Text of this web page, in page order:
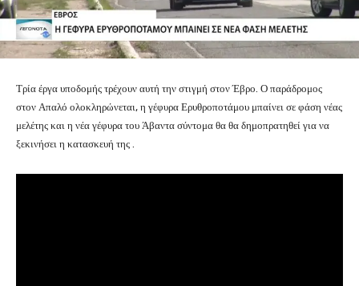
Τρία έργα υποδομής τρέχουν αυτή την στιγμή στον Έβρο. Ο παράδρομος
στον Απαλό ολοκληρώνεται, η γέφυρα Ερυθροποτάμου μπαίνει σε φάση νέας
μελέτης και η νέα γέφυρα του Άβαντα σύντομα θα θα δημοπρατηθεί για να
ξεκινήσει η κατασκευή της .